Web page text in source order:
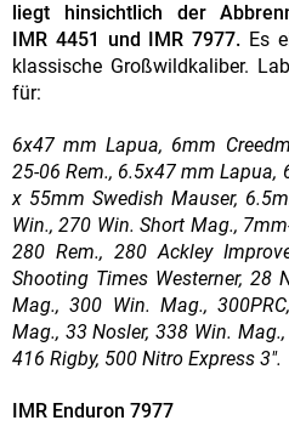
liegt hinsichtlich der
IMR 4451 und IMR 7977. Es
klassische Großwildkaliber.
für:
6x47 mm Lapua, 6mm
25-06 Rem., 6.5x47 mm Lapua,
x 55mm Swedish Mauser,
Win., 270 Win. Short Mag.,
280 Rem., 280 Ackley
Shooting Times Westerner, 28
Mag., 300 Win. Mag.,
Mag., 33 Nosler, 338 Win.
416 Rigby, 500 Nitro Express 3".
IMR Enduron 7977